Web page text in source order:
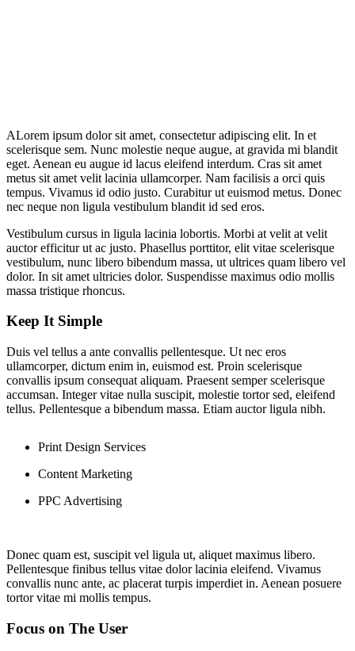
ALorem ipsum dolor sit amet, consectetur adipiscing elit. In et
scelerisque sem. Nunc molestie neque augue, at gravida mi blandit
eget. Aenean eu augue id lacus eleifend interdum. Cras sit amet
metus sit amet velit lacinia ullamcorper. Nam facilisis a orci quis
tempus. Vivamus id odio justo. Curabitur ut euismod metus. Donec
nec neque non ligula vestibulum blandit id sed eros.
Vestibulum cursus in ligula lacinia lobortis. Morbi at velit at velit
auctor efficitur ut ac justo. Phasellus porttitor, elit vitae scelerisque
vestibulum, nunc libero bibendum massa, ut ultrices quam libero vel
dolor. In sit amet ultricies dolor. Suspendisse maximus odio mollis
massa tristique rhoncus.
Keep It Simple
Duis vel tellus a ante convallis pellentesque. Ut nec eros
ullamcorper, dictum enim in, euismod est. Proin scelerisque
convallis ipsum consequat aliquam. Praesent semper scelerisque
accumsan. Integer vitae nulla suscipit, molestie tortor sed, eleifend
tellus. Pellentesque a bibendum massa. Etiam auctor ligula nibh.
Print Design Services
Content Marketing
PPC Advertising
Donec quam est, suscipit vel ligula ut, aliquet maximus libero.
Pellentesque finibus tellus vitae dolor lacinia eleifend. Vivamus
convallis nunc ante, ac placerat turpis imperdiet in. Aenean posuere
tortor vitae mi mollis tempus.
Focus on The User